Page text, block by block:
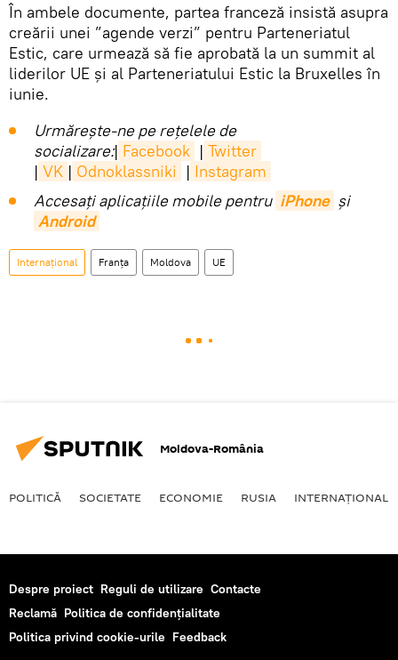
În ambele documente, partea franceză insistă asupra
creării unei ”agende verzi” pentru Parteneriatul
Estic, care urmează să fie aprobată la un summit al
liderilor UE şi al Parteneriatului Estic la Bruxelles în
iunie.
Urmărește-ne pe rețelele de
socializare:| Facebook | Twitter
| VK | Odnoklassniki | Instagram
Accesaţi aplicaţiile mobile pentru iPhone și
Android
Internaţional Franța Moldova UE
Moldova-România
POLITICĂ SOCIETATE ECONOMIE RUSIA INTERNAŢIONAL
Despre proiect Reguli de utilizare Contacte
Reclamă Politica de confidențialitate
Politica privind cookie-urile Feedback